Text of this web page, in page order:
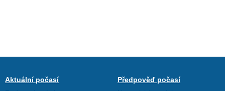
Aktuální počasí
Předpověď počasí